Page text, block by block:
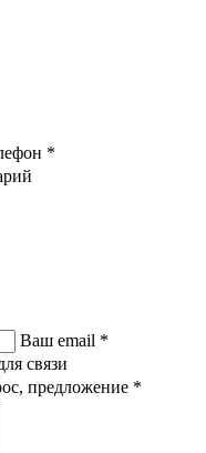
*
Ваш email *
связи
предложение *